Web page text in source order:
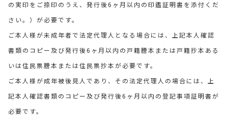
の実印をご捺印のうえ、発行後6ヶ月以内の印鑑証明書を添付くだ
さい。）が必要です。
ご本人様が未成年者で法定代理人となる場合には、上記本人確認
書類のコピー及び発行後6ヶ月以内の戸籍謄本または戸籍抄本ある
いは住民票謄本または住民票抄本が必要です。
ご本人様が成年被後見人であり、その法定代理人の場合には、上
記本人確認書類のコピー及び発行後6ヶ月以内の登記事項証明書が
必要です。